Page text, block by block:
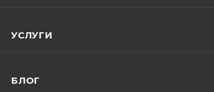
УСЛУГИ
БЛОГ